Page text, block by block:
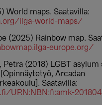
World maps. Saatavilla:
ilga-world-maps/
(2025) Rainbow map.
europe.org/
Petra (2018) LGBT asylum
Arcadan
Saatavilla:
URN:NBN:fi:amk-